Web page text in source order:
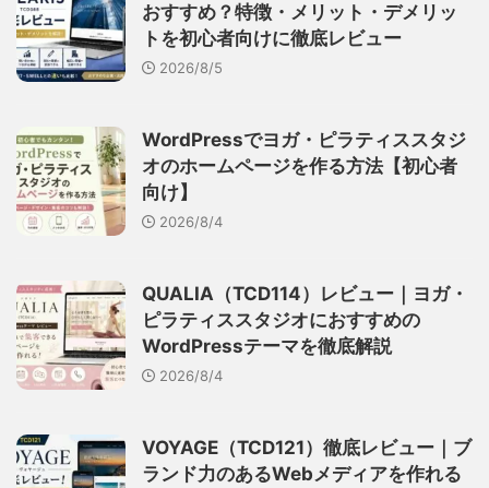
おすすめ？特徴・メリット・デメリッ
トを初心者向けに徹底レビュー
2026/8/5
WordPressでヨガ・ピラティススタジ
オのホームページを作る方法【初心者
向け】
2026/8/4
QUALIA（TCD114）レビュー｜ヨガ・
ピラティススタジオにおすすめの
WordPressテーマを徹底解説
2026/8/4
VOYAGE（TCD121）徹底レビュー｜ブ
ランド力のあるWebメディアを作れる